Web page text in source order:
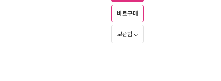
바로구매
보관함